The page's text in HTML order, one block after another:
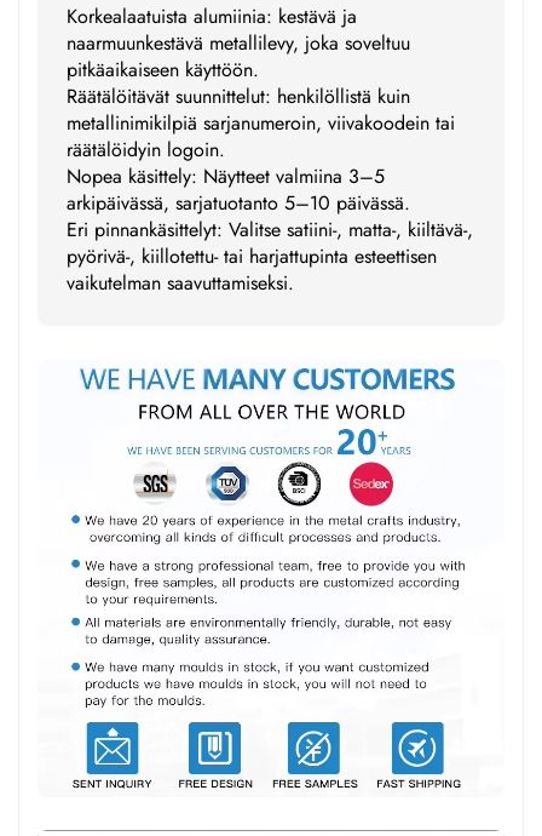
Korkealaatuista alumiinia: kestävä ja
naarmuunkestävä metallilevy, joka soveltuu
pitkäaikaiseen käyttöön.
Räätälöitävät suunnittelut: henkilöllistä kuin
metallinimikilpiä sarjanumeroin, viivakoodein tai
räätälöidyin logoin.
Nopea käsittely: Näytteet valmiina 3–5
arkipäivässä, sarjatuotanto 5–10 päivässä.
Eri pinnankäsittelyt: Valitse satiini-, matta-, kiiltävä-,
pyörivä-, kiillotettu- tai harjattupinta esteettisen
vaikutelman saavuttamiseksi.